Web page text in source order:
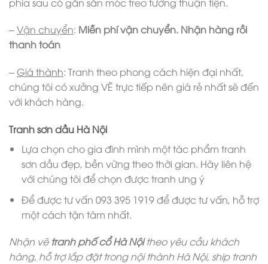
–Vận chuyển: Miễn phí vận chuyển. Nhận hàng rồi
thanh toán
–Giá thành: Tranh theo phong cách hiện đại nhất,
chúng tôi có xưởng VẼ trực tiếp nên giá rẻ nhất sẽ đến
với khách hàng.
Tranh sơn dầu Hà Nội
Lựa chọn cho gia đình mình một tác phẩm tranh
sơn dầu đẹp, bền vững theo thời gian. Hãy liên hệ
với chúng tôi để chọn được tranh ưng ý
Để được tư vấn 093 395 1919 để được tư vấn, hỗ trợ
một cách tận tâm nhất.
Nhận vẽ tranh phố cổ Hà Nộitheo yêu cầu khách
hàng, hỗ trợ lắp đặt trong nội thành Hà Nội, ship tranh